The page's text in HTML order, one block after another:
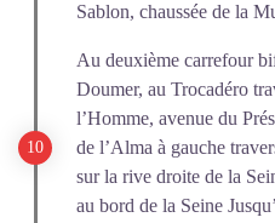
Sablon, chaussée de la
Au deuxième carrefour
Doumer, au Trocadéro
l’Homme, avenue du
de l’Alma à gauche
sur la rive droite de la
au bord de la Seine